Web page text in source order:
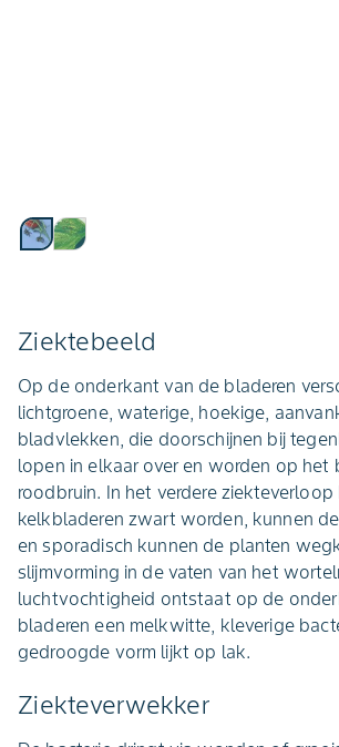
Ziektebeeld
Op de onderkant van de bladeren
lichtgroene, waterige, hoekige,
bladvlekken, die doorschijnen bij
lopen in elkaar over en worden op het
roodbruin. In het verdere
kelkbladeren zwart worden, kunnen
en sporadisch kunnen de planten
slijmvorming in de vaten van het
luchtvochtigheid ontstaat op de
bladeren een melkwitte, kleverige
gedroogde vorm lijkt op lak.
Ziekteverwekker